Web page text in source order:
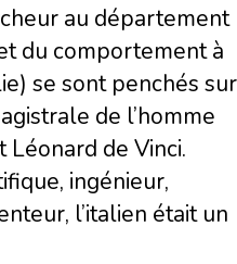
au département
du comportement à
se sont penchés sur
de l’homme
Léonard de Vinci.
ingénieur,
l’italien était un